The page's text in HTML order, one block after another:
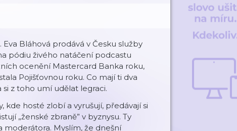
Bláhová prodává v Česku služby
pódiu živého natáčení podcastu
ocenění Mastercard Banka roku,
Pojišťovnou roku. Co mají ti dva
z toho umí udělat legraci.
kde hosté zlobí a vyrušují, předávají si
„ženské zbraně” v byznysu. Ty
moderátora. Myslím, že dnešní